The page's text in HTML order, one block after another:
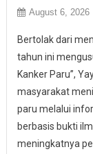
August 6, 2026
Bertolak dari
tahun ini
Kanker Paru”,
masyarakat
paru melalui
berbasis bukti
meningkatnya